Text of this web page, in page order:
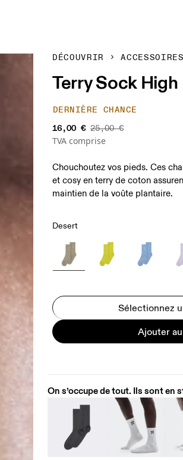
DÉCOUVRIR ACCESSOIRES
Terry Sock High
DERNIÈRE CHANCE
16,00 € 25,00 €
TVA comprise
Chouchoutez vos pieds. Ces
et cosy en terry de coton
maintien de la voûte plantaire.
Desert
Sélectionnez
Ajouter
On s’occupe de tout. Ils sont en